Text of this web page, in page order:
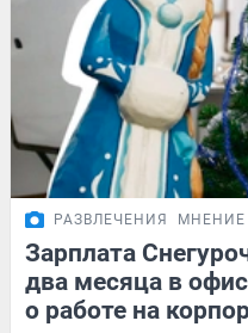
РАЗВЛЕЧЕНИЯ МНЕНИЕ
Зарплата
два месяца в
о работе на